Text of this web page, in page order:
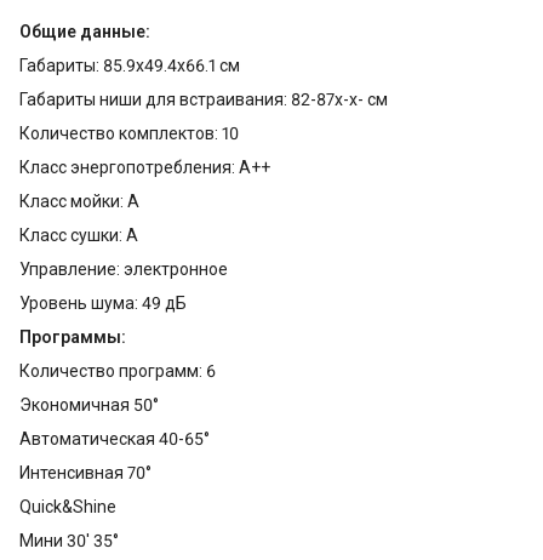
Общие данные:
Габариты: 85.9x49.4x66.1 см
Габариты ниши для встраивания: 82-87x-x- см
Количество комплектов: 10
Класс энергопотребления: A++
Класс мойки: A
Класс сушки: A
Управление: электронное
Уровень шума: 49 дБ
Программы:
Количество программ: 6
Экономичная 50°
Автоматическая 40-65°
Интенсивная 70°
Quick&Shine
Мини 30' 35°